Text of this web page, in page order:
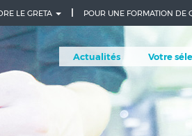
POUR UNE FORMATION DE
LE GRETA
Actualités Votre